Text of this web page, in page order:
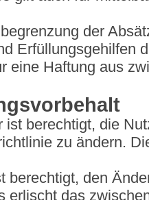
der
Erfüllungsgehilfen
eine Haftung aus
ist berechtigt, die
zu ändern.
berechtigt, den
erlischt das